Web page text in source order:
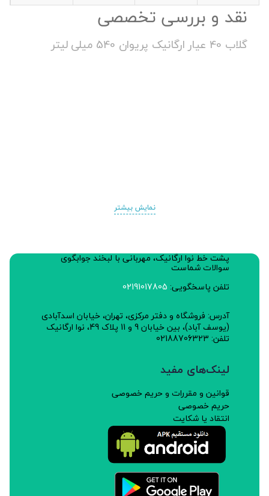
نقد و بررسی تخصصی
گلاب 40 عیار ارگانیک پریوان 540 میلی لیتر
نمایش بیشتر
پشت خط نوا ارگانیک، مهربانی با لبخند جوابگوی
سوالات شماست
تلفن پاسخگویی: 02191017805
آدرس: فروشگاه و دفتر مرکزی، تهران، خیابان اسدآبادی
(یوسف آباد)، بین خیابان 9 و 11 پلاک 49، نوا ارگانیک
تلفن: 02188706323
لینک‌های مفید
قوانین و مقررات و حریم خصوصی
حریم خصوصی
انتقاد یا شکایت